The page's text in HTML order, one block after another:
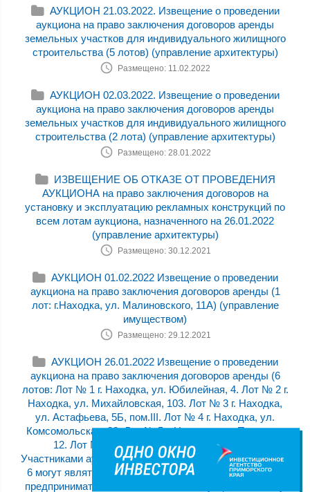
АУКЦИОН 21.03.2022. Извещение о проведении
аукциона на право заключения договоров аренды
земельных участков для индивидуального жилищного
строительства (5 лотов) (управление архитектуры)
Размещено: 11.02.2022
АУКЦИОН 02.03.2022. Извещение о проведении
аукциона на право заключения договоров аренды
земельных участков для индивидуального жилищного
строительства (2 лота) (управление архитектуры)
Размещено: 28.01.2022
ИЗВЕЩЕНИЕ ОБ ОТКАЗЕ ОТ ПРОВЕДЕНИЯ
АУКЦИОНА на право заключения договоров на
установку и эксплуатацию рекламных конструкций по
всем лотам аукциона, назначенного на 26.01.2022
(управление архитектуры)
Размещено: 30.12.2021
АУКЦИОН 01.02.2022 Извещение о проведении
аукциона на право заключения договоров аренды (1
лот: г.Находка, ул. Малиновского, 11А) (управление
имуществом)
Размещено: 29.12.2021
АУКЦИОН 26.01.2022 Извещение о проведении
аукциона на право заключения договоров аренды (6
лотов: Лот № 1 г. Находка, ул. Юбилейная, 4. Лот № 2 г.
Находка, ул. Михайловская, 103. Лот № 3 г. Находка,
ул. Астафьева, 5Б, пом.III. Лот № 4 г. Находка, ул.
Комсомольская, 32. Лот № 5 г. Находка, ул. Пирогова,
12. Лот № 6 г. Находка, ул. Арсеньева, 14.)
Участниками аукциона по лотам № 1, № 2, № 3, № 4, №
6 могут являться только субъекты малого и среднего
предпринимательства, Участниками аукциона по лоту